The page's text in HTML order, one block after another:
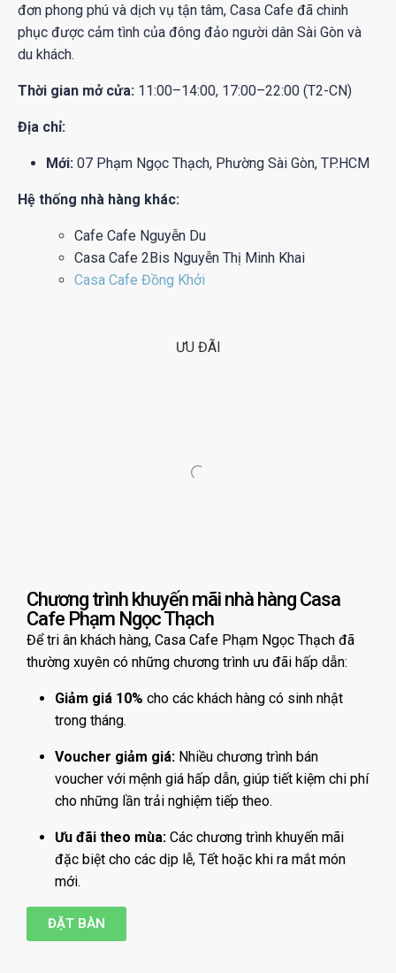
đơn phong phú và dịch vụ tận tâm, Casa Cafe đã chinh
phục được cảm tình của đông đảo người dân Sài Gòn và
du khách.
Thời gian mở cửa: 11:00–14:00, 17:00–22:00 (T2-CN)
Địa chỉ:
Mới: 07 Phạm Ngọc Thạch, Phường Sài Gòn, TP.HCM
Hệ thống nhà hàng khác:
Cafe Cafe Nguyễn Du
Casa Cafe 2Bis Nguyễn Thị Minh Khai
Casa Cafe Đồng Khởi
ƯU ĐÃI
Chương trình khuyến mãi nhà hàng Casa
Cafe Phạm Ngọc Thạch
Để tri ân khách hàng, Casa Cafe Phạm Ngọc Thạch đã
thường xuyên có những chương trình ưu đãi hấp dẫn:
Giảm giá 10% cho các khách hàng có sinh nhật
trong tháng.
Voucher giảm giá: Nhiều chương trình bán
voucher với mệnh giá hấp dẫn, giúp tiết kiệm chi phí
cho những lần trải nghiệm tiếp theo.
Ưu đãi theo mùa: Các chương trình khuyến mãi
đặc biệt cho các dịp lễ, Tết hoặc khi ra mắt món
mới.
ĐẶT BÀN